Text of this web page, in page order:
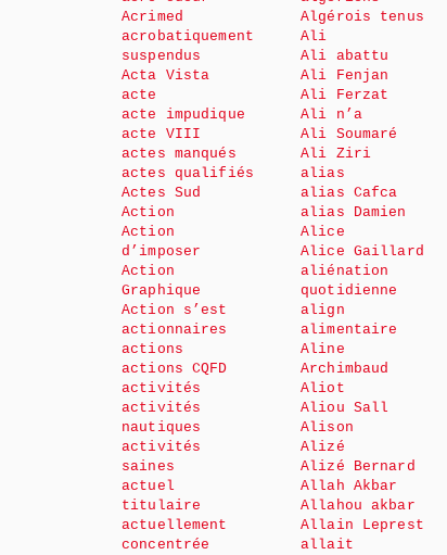
Acrimed
acrobatiquement
suspendus
Acta Vista
acte
acte impudique
acte VIII
actes manqués
actes qualifiés
Actes Sud
Action
Action
d’imposer
Action
Graphique
Action s’est
actionnaires
actions
actions CQFD
activités
activités
nautiques
activités
saines
actuel
titulaire
actuellement
concentrée
Algérois tenus
Ali
Ali abattu
Ali Fenjan
Ali Ferzat
Ali n’a
Ali Soumaré
Ali Ziri
alias
alias Cafca
alias Damien
Alice
Alice Gaillard
aliénation
quotidienne
align
alimentaire
Aline
Archimbaud
Aliot
Aliou Sall
Alison
Alizé
Alizé Bernard
Allah Akbar
Allahou akbar
Allain Leprest
allait